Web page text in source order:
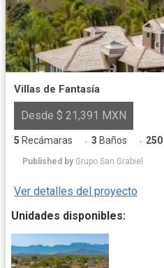
Villas de Fantasía
Desde $ 21,391 MXN
5 Recámaras · 3 Baños · 250
Published by Grupo San Grabiel
Ver detalles del proyecto
Unidades disponibles: